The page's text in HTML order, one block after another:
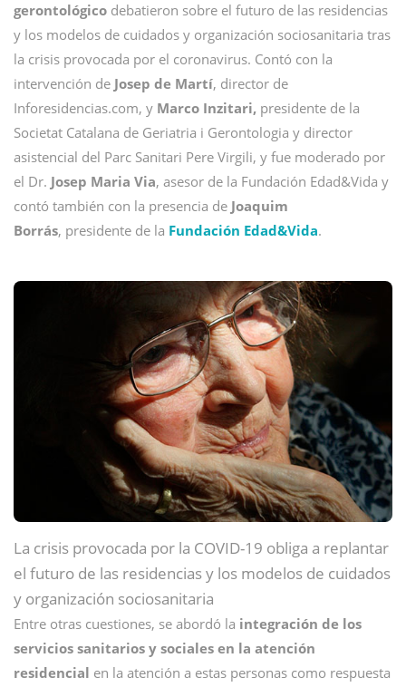
gerontológico debatieron sobre el futuro de las residencias
y los modelos de cuidados y organización sociosanitaria tras
la crisis provocada por el coronavirus. Contó con la
intervención de Josep de Martí, director de
Inforesidencias.com, y Marco Inzitari, presidente de la
Societat Catalana de Geriatria i Gerontologia y director
asistencial del Parc Sanitari Pere Virgili, y fue moderado por
el Dr. Josep Maria Via, asesor de la Fundación Edad&Vida y
contó también con la presencia de Joaquim
Borrás, presidente de la Fundación Edad&Vida.
La crisis provocada por la COVID-19 obliga a replantar
el futuro de las residencias y los modelos de cuidados
y organización sociosanitaria
Entre otras cuestiones, se abordó la integración de los
servicios sanitarios y sociales en la atención
residencial en la atención a estas personas como respuesta